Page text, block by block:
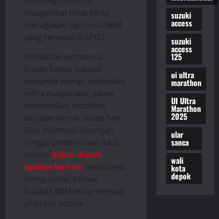
masyarakat tidak perlu
meragukan lagi mutu BBM
yang tersedia di SPBU.
Kehadiran pertamina
bukan hanya sebatas
penyedia energi, melainkan
mitra masyarakat dalam
memastikan mobilitas
berjalan lancar setiap hari.
Dari informasi lapangan
hingga pemberitaan lokal
seperti kabar depok
update hari ini , semuanya
menguatkan bahwa
kualitas BBM tetap menjadi
prioritas utama.
suzuki
access
suzuki
access
125
ui ultra
marathon
UI Ultra
Marathon
2025
ular
sanca
wali
kota
depok